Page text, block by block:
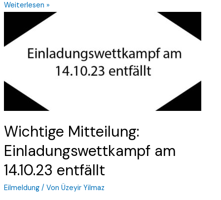
Weiterlesen »
Wichtige Mitteilung:
Einladungswettkampf am
14.10.23 entfällt
Eilmeldung/ Von Üzeyir Yilmaz
Mitteilung:
Einladungswettkampf